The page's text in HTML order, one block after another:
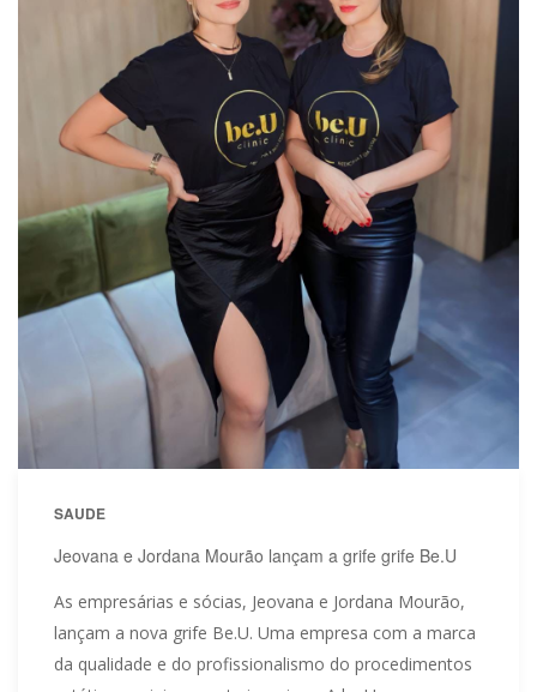
SAUDE
Jeovana e Jordana Mourão lançam a grife grife Be.U
As empresárias e sócias, Jeovana e Jordana Mourão,
lançam a nova grife Be.U. Uma empresa com a marca
da qualidade e do profissionalismo do procedimentos